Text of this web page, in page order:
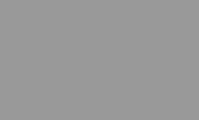
제 결제 조건을 비교하세요